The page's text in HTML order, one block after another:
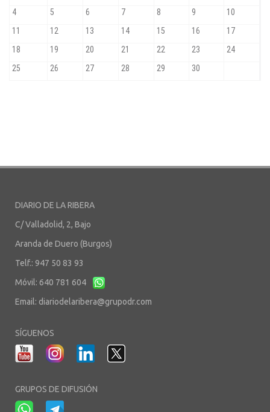
DIARIO DE LA RIBERA
C/ Valladolid, 2, Bajo
Aranda de Duero (Burgos)
Telf.: 947 50 83 93
Móvil: 640 781 604
Email: diariodelaribera@grupodr.com
SÍGUENOS
GRUPOS DE DIFUSIÓN